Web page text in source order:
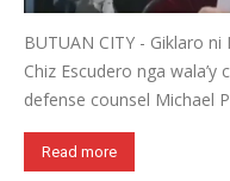
BUTUAN CITY - Giklaro
Chiz Escudero nga
defense counsel Michael
Read more